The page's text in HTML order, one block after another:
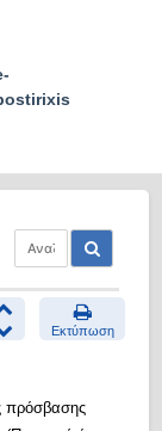
Εκτύπωση
πρόσβασης